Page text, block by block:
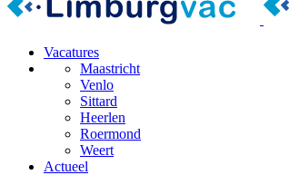
Vacatures
Maastricht
Venlo
Sittard
Heerlen
Roermond
Weert
Actueel